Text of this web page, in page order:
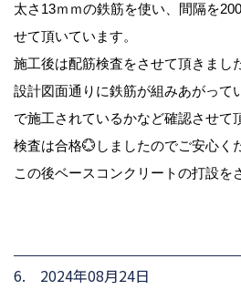
太さ13ｍｍの鉄筋を使い、間隔を
せて頂いています。
施工後は配筋検査をさせて頂きまし
設計図面通りに鉄筋が組みあがって
で施工されているかなど確認させて
検査は合格💮しましたのでご安心く
この後ベースコンクリートの打設を
6. 2024年08月24日